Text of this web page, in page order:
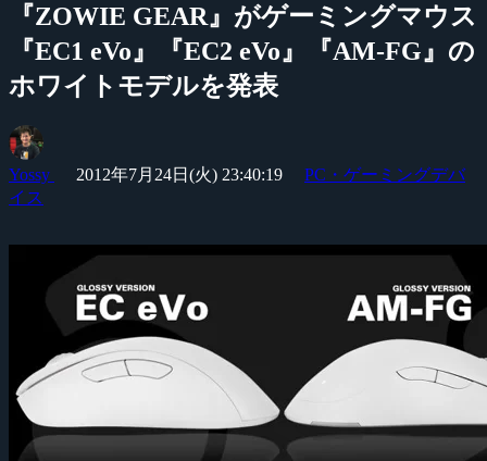
『ZOWIE GEAR』がゲーミングマウス
『EC1 eVo』『EC2 eVo』『AM-FG』の
ホワイトモデルを発表
Yossy 2012年7月24日(火) 23:40:19
PC・ゲーミングデバ
イス